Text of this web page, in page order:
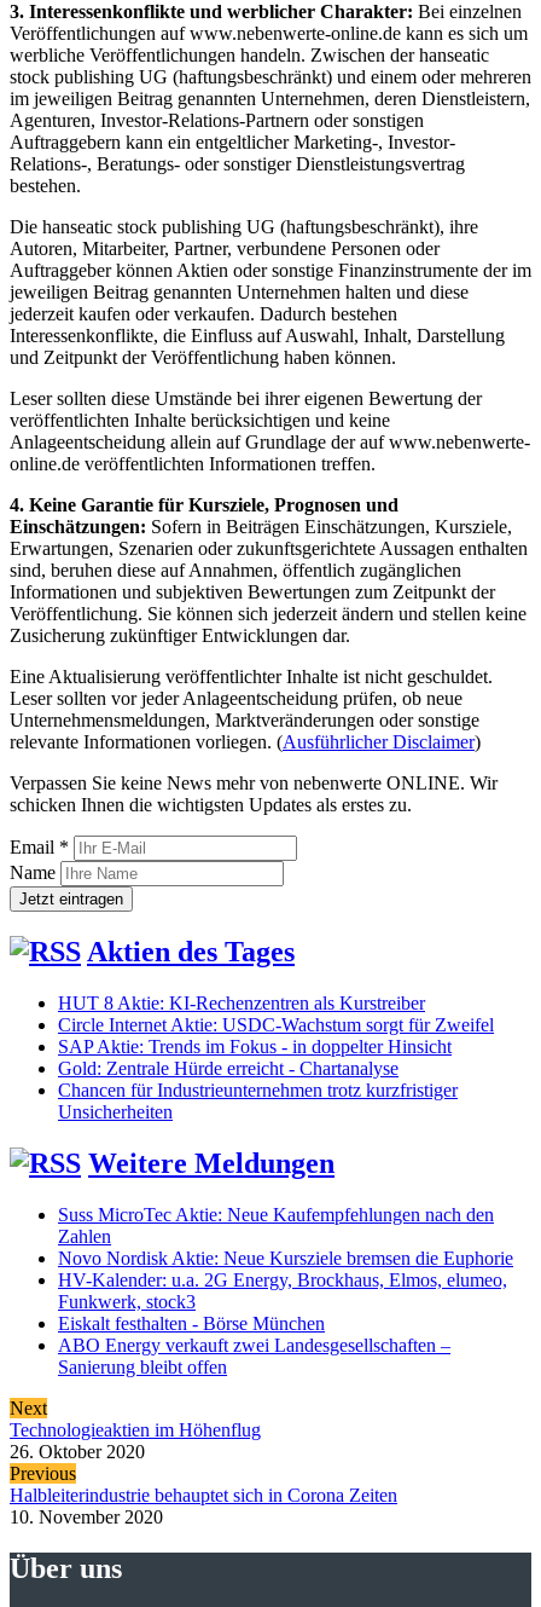
3. Interessenkonflikte und werblicher Charakter: Bei einzelnen
Veröffentlichungen auf www.nebenwerte-online.de kann es sich um
werbliche Veröffentlichungen handeln. Zwischen der hanseatic
stock publishing UG (haftungsbeschränkt) und einem oder mehreren
im jeweiligen Beitrag genannten Unternehmen, deren Dienstleistern,
Agenturen, Investor-Relations-Partnern oder sonstigen
Auftraggebern kann ein entgeltlicher Marketing-, Investor-
Relations-, Beratungs- oder sonstiger Dienstleistungsvertrag
bestehen.
Die hanseatic stock publishing UG (haftungsbeschränkt), ihre
Autoren, Mitarbeiter, Partner, verbundene Personen oder
Auftraggeber können Aktien oder sonstige Finanzinstrumente der im
jeweiligen Beitrag genannten Unternehmen halten und diese
jederzeit kaufen oder verkaufen. Dadurch bestehen
Interessenkonflikte, die Einfluss auf Auswahl, Inhalt, Darstellung
und Zeitpunkt der Veröffentlichung haben können.
Leser sollten diese Umstände bei ihrer eigenen Bewertung der
veröffentlichten Inhalte berücksichtigen und keine
Anlageentscheidung allein auf Grundlage der auf www.nebenwerte-
online.de veröffentlichten Informationen treffen.
4. Keine Garantie für Kursziele, Prognosen und
Einschätzungen: Sofern in Beiträgen Einschätzungen, Kursziele,
Erwartungen, Szenarien oder zukunftsgerichtete Aussagen enthalten
sind, beruhen diese auf Annahmen, öffentlich zugänglichen
Informationen und subjektiven Bewertungen zum Zeitpunkt der
Veröffentlichung. Sie können sich jederzeit ändern und stellen keine
Zusicherung zukünftiger Entwicklungen dar.
Eine Aktualisierung veröffentlichter Inhalte ist nicht geschuldet.
Leser sollten vor jeder Anlageentscheidung prüfen, ob neue
Unternehmensmeldungen, Marktveränderungen oder sonstige
relevante Informationen vorliegen. (Ausführlicher Disclaimer)
Verpassen Sie keine News mehr von nebenwerte ONLINE. Wir
schicken Ihnen die wichtigsten Updates als erstes zu.
Email *
Name
Aktien des Tages
HUT 8 Aktie: KI-Rechenzentren als Kurstreiber
Circle Internet Aktie: USDC-Wachstum sorgt für Zweifel
SAP Aktie: Trends im Fokus - in doppelter Hinsicht
Gold: Zentrale Hürde erreicht - Chartanalyse
Chancen für Industrieunternehmen trotz kurzfristiger
Unsicherheiten
Weitere Meldungen
Suss MicroTec Aktie: Neue Kaufempfehlungen nach den
Zahlen
Novo Nordisk Aktie: Neue Kursziele bremsen die Euphorie
HV-Kalender: u.a. 2G Energy, Brockhaus, Elmos, elumeo,
Funkwerk, stock3
Eiskalt festhalten - Börse München
ABO Energy verkauft zwei Landesgesellschaften –
Sanierung bleibt offen
Next
Technologieaktien im Höhenflug
26. Oktober 2020
Previous
Halbleiterindustrie behauptet sich in Corona Zeiten
10. November 2020
Über uns